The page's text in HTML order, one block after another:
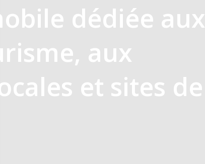
dédiée aux
aux
et sites de